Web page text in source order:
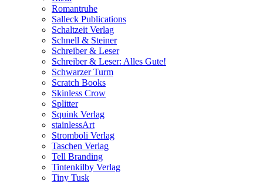
Romantruhe
Salleck Publications
Schaltzeit Verlag
Schnell & Steiner
Schreiber & Leser
Schreiber & Leser: Alles Gute!
Schwarzer Turm
Scratch Books
Skinless Crow
Splitter
Squink Verlag
stainlessArt
Stromboli Verlag
Taschen Verlag
Tell Branding
Tintenkilby Verlag
Tiny Tusk